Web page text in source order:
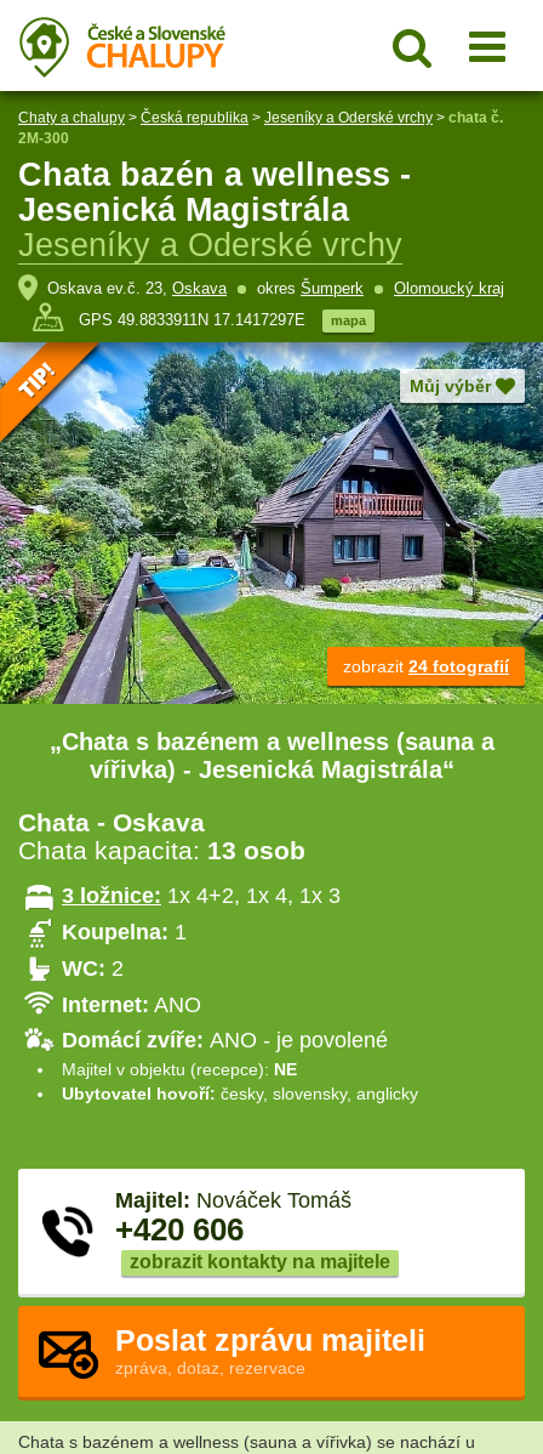
Chaty a chalupy > Česká republika > Jeseníky a Oderské vrchy > chata č.
2M-300
Chata bazén a wellness -
Jesenická Magistrála
Jeseníky a Oderské vrchy
Oskava ev.č. 23, Oskava okres Šumperk
Olomoucký kraj
GPS 49.8833911N 17.1417297E
mapa
Můj výběr
zobrazit 24 fotografií
„Chata s bazénem a wellness (sauna a
vířivka) - Jesenická Magistrála“
Chata - Oskava
Chata kapacita: 13 osob
3 ložnice: 1x 4+2, 1x 4, 1x 3
Koupelna: 1
WC: 2
Internet: ANO
Domácí zvíře: ANO - je povolené
Majitel v objektu (recepce): NE
Ubytovatel hovoří: česky, slovensky, anglicky
Majitel: Nováček Tomáš
+420 606
zobrazit kontakty na majitele
Poslat zprávu majiteli
zpráva, dotaz, rezervace
Chata s bazénem a wellness (sauna a vířivka) se nachází u